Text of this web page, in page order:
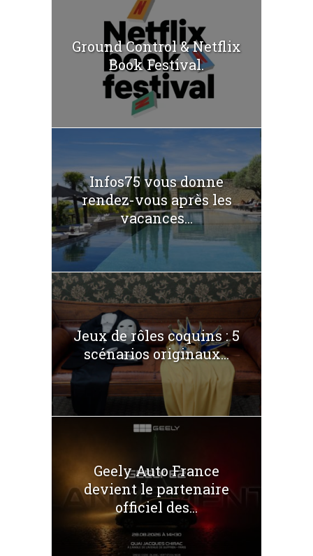
Ground Control & Netflix
Book Festival.
Infos75 vous donne
rendez-vous après les
vacances...
Jeux de rôles coquins : 5
scénarios originaux...
Geely Auto France
devient le partenaire
officiel des...